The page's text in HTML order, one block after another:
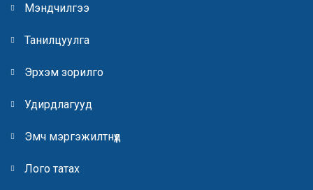
Мэндчилгээ
Танилцуулга
Эрхэм зорилго
Удирдлагууд
Эмч мэргэжилтнүүд
Лого татах